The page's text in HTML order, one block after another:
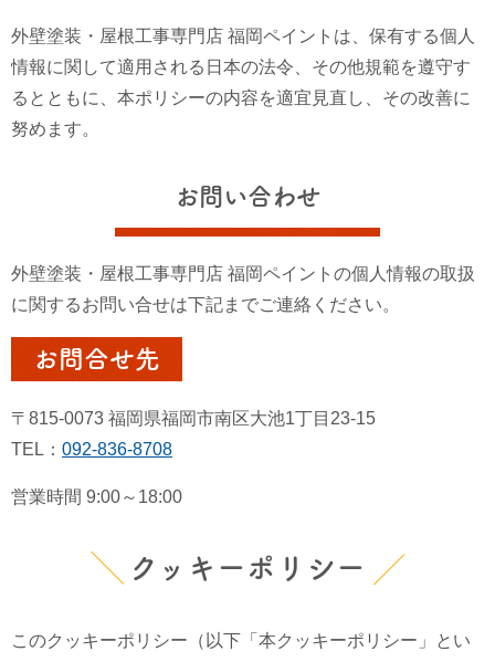
外壁塗装・屋根工事専門店 福岡ペイントは、保有する個人
情報に関して適用される日本の法令、その他規範を遵守す
るとともに、本ポリシーの内容を適宜見直し、その改善に
努めます。
お問い合わせ
外壁塗装・屋根工事専門店 福岡ペイントの個人情報の取扱
に関するお問い合せは下記までご連絡ください。
お問合せ先
〒815-0073 福岡県福岡市南区大池1丁目23-15
TEL： 092‐836‐8708
営業時間 9:00～18:00
クッキーポリシー
このクッキーポリシー（以下「本クッキーポリシー」とい